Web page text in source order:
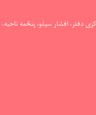
دفتر، افشار سیلو، پنځمه ناحیه،